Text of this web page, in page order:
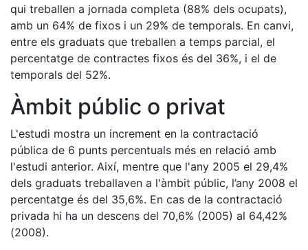
qui treballen a jornada completa (88% dels ocupats),
amb un 64% de fixos i un 29% de temporals. En canvi,
entre els graduats que treballen a temps parcial, el
percentatge de contractes fixos és del 36%, i el de
temporals del 52%.
Àmbit públic o privat
L'estudi mostra un increment en la contractació
pública de 6 punts percentuals més en relació amb
l'estudi anterior. Així, mentre que l'any 2005 el 29,4%
dels graduats treballaven a l'àmbit públic, l’any 2008 el
percentatge és del 35,6%. En cas de la contractació
privada hi ha un descens del 70,6% (2005) al 64,42%
(2008).